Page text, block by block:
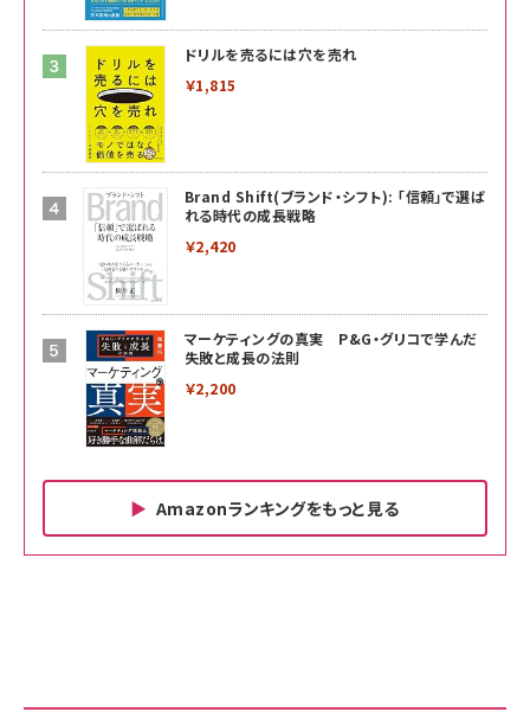
ドリルを売るには穴を売れ
￥1,815
Brand Shift(ブランド・シフト): 「信頼」で選ば
れる時代の成長戦略
￥2,420
マーケティングの真実 P&G・グリコで学んだ
失敗と成長の法則
￥2,200
Amazonランキングをもっと見る
￥880
サポート正規品 メーカー保証5年 KLMEA128G
サポート正規品 メーカー保証5年 KLMEA128G